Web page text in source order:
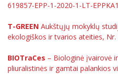
Bendruomenės
MRU norminių
eDVS
619857-EPP-1-2020-1-LT-
T-GREEN Aukštųjų mokyklų
ekologiškos ir tvarios ateities, Nr.
BIOTraCes – Biologinė įvairovė
pliuralistinės ir gamtai palankios